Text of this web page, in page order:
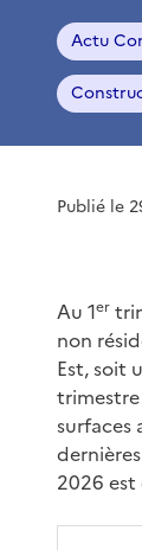
Actu
Publié le
Au 1er
non
Est, soit
surfaces
2026 est